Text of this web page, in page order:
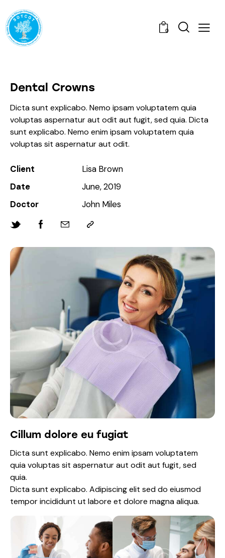
0
Dental Crowns
Dicta sunt explicabo. Nemo ipsam voluptatem quia
voluptas aspernatur aut odit aut fugit, sed quia. Dicta
sunt explicabo. Nemo enim ipsam voluptatem quia
voluptas sit aspernatur aut odit.
Client
Lisa Brown
Date
June, 2019
Doctor
John Miles
Cillum dolore eu fugiat
Dicta sunt explicabo. Nemo enim ipsam voluptatem
quia voluptas sit aspernatur aut odit aut fugit, sed
quia.
Dicta sunt explicabo. Adipiscing elit sed do eiusmod
tempor incididunt ut labore et dolore magna aliqua.